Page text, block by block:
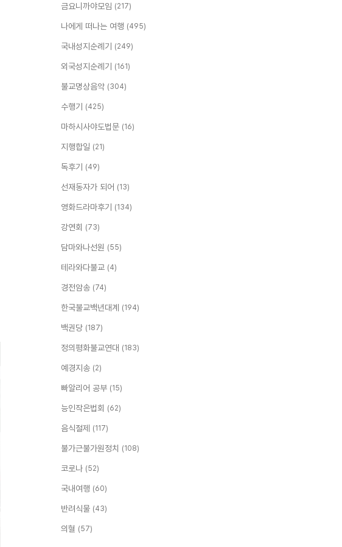
금요니까야모임 (217)
나에게 떠나는 여행 (495)
국내성지순례기 (249)
외국성지순례기 (161)
불교명상음악 (304)
수행기 (425)
마하시사야도법문 (16)
지행합일 (21)
독후기 (49)
선재동자가 되어 (13)
영화드라마후기 (134)
강연회 (73)
담마와나선원 (55)
테라와다불교 (4)
경전암송 (74)
한국불교백년대계 (194)
백권당 (187)
정의평화불교연대 (183)
예경지송 (2)
빠알리어 공부 (15)
능인작은법회 (62)
음식절제 (117)
불가근불가원정치 (108)
코로나 (52)
국내여행 (60)
반려식물 (43)
의혈 (57)